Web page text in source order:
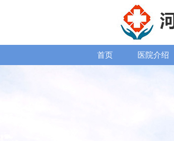
首页 医院介绍